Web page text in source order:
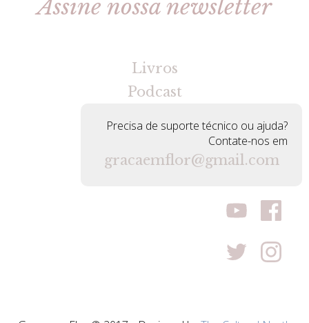
Assine nossa newsletter
Livros
Podcast
Precisa de suporte técnico ou ajuda?
Contate-nos em
gracaemflor@gmail.com